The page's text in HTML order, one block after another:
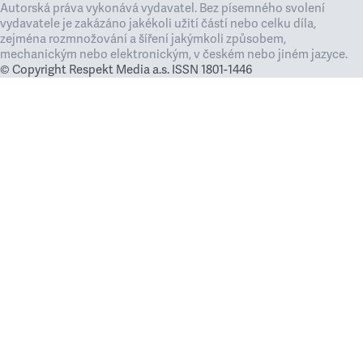
Autorská práva vykonává vydavatel. Bez písemného svolení
vydavatele je zakázáno jakékoli užití částí nebo celku díla,
zejména rozmnožování a šíření jakýmkoli způsobem,
mechanickým nebo elektronickým, v českém nebo jiném jazyce.
© Copyright Respekt Media a.s. ISSN 1801-1446